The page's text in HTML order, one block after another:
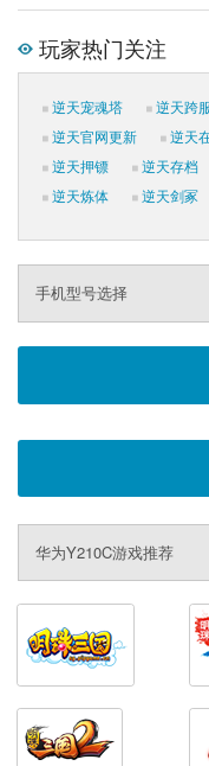
玩家热门关注
逆天宠魂塔 逆天跨
逆天官网更新
逆天
逆天押镖
逆天存档
逆天炼体
逆天剑冢
手机型号选择
华为Y210C游戏推荐